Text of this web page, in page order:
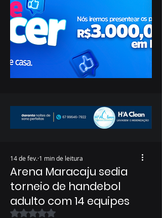
Arena Maracaju sedia
torneio de handebol
adulto com 14 equipes
14 de fev. 1 min de leitura
Avaliado com NaN de 5 estrelas.